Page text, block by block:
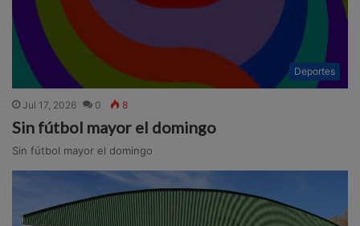
Deportes
Jul 17, 2026 0 8
Sin fútbol mayor el domingo
Sin fútbol mayor el domingo